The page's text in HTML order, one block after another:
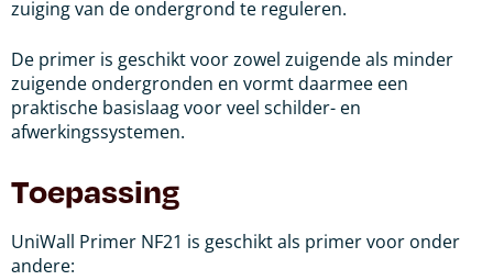
zuiging van de ondergrond te reguleren.
De primer is geschikt voor zowel zuigende als minder
zuigende ondergronden en vormt daarmee een
praktische basislaag voor veel schilder- en
afwerkingssystemen.
Toepassing
UniWall Primer NF21 is geschikt als primer voor onder
andere: